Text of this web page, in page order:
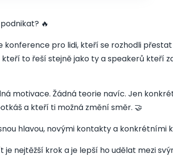
🔥
konference pro lidi, kteří se rozhodli
kteří to řeší stejně jako ty a speakerů kteří
motivace. Žádná teorie navíc. Jen
a kteří ti možná změní směr. 🤝
hlavou, novými kontakty a konkrétními
je nejtěžší krok a je lepší ho udělat mezi